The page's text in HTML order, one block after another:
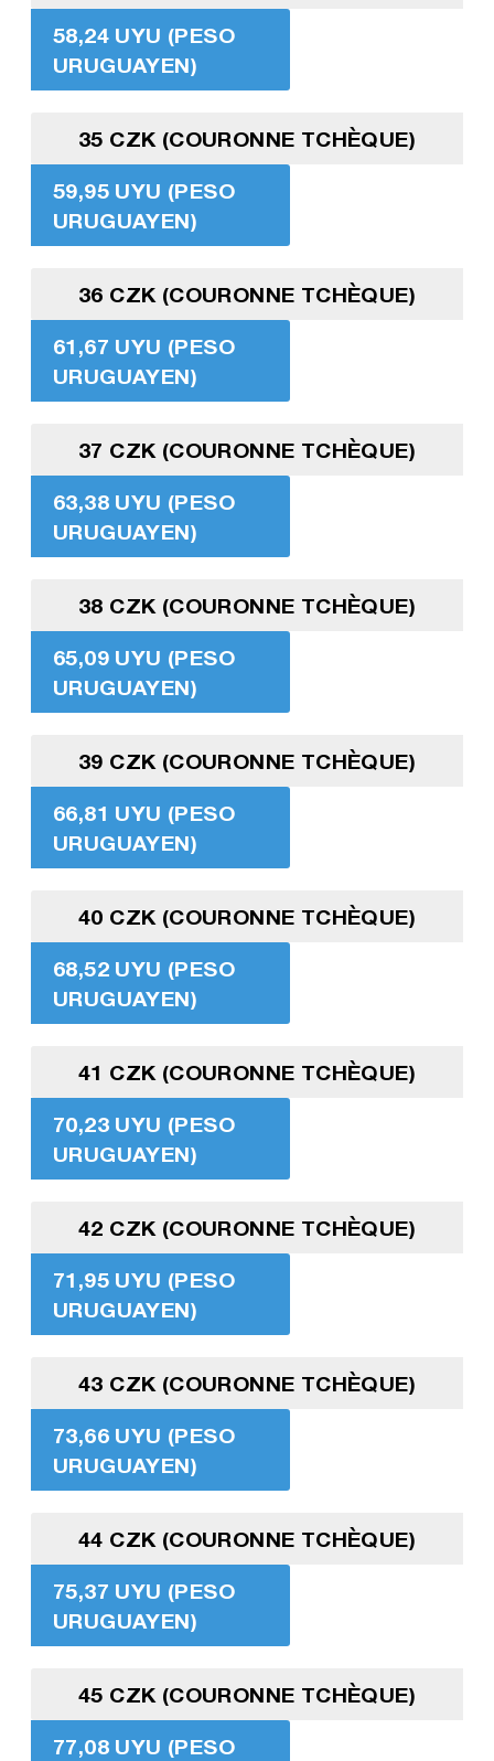
58,24 UYU (PESO
URUGUAYEN)
35 CZK (COURONNE TCHÈQUE)
59,95 UYU (PESO
URUGUAYEN)
36 CZK (COURONNE TCHÈQUE)
61,67 UYU (PESO
URUGUAYEN)
37 CZK (COURONNE TCHÈQUE)
63,38 UYU (PESO
URUGUAYEN)
38 CZK (COURONNE TCHÈQUE)
65,09 UYU (PESO
URUGUAYEN)
39 CZK (COURONNE TCHÈQUE)
66,81 UYU (PESO
URUGUAYEN)
40 CZK (COURONNE TCHÈQUE)
68,52 UYU (PESO
URUGUAYEN)
41 CZK (COURONNE TCHÈQUE)
70,23 UYU (PESO
URUGUAYEN)
42 CZK (COURONNE TCHÈQUE)
71,95 UYU (PESO
URUGUAYEN)
43 CZK (COURONNE TCHÈQUE)
73,66 UYU (PESO
URUGUAYEN)
44 CZK (COURONNE TCHÈQUE)
75,37 UYU (PESO
URUGUAYEN)
45 CZK (COURONNE TCHÈQUE)
77,08 UYU (PESO